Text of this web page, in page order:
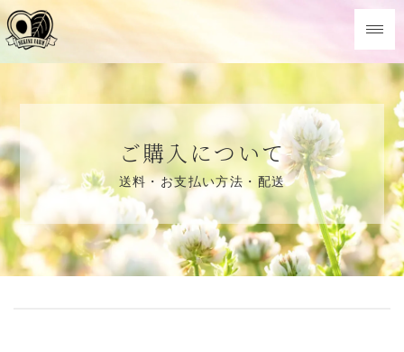
ご購入について
送料・お支払い方法・配送